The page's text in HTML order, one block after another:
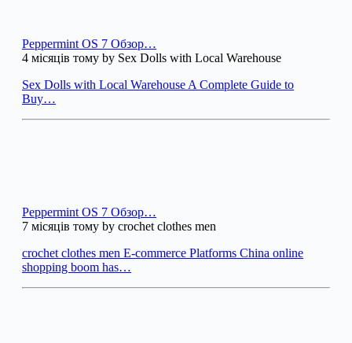
Peppermint OS 7 Обзор…
4 місяців тому by Sex Dolls with Local Warehouse
Sex Dolls with Local Warehouse A Complete Guide to
Buy…
Peppermint OS 7 Обзор…
7 місяців тому by crochet clothes men
crochet clothes men E-commerce Platforms China online
shopping boom has…